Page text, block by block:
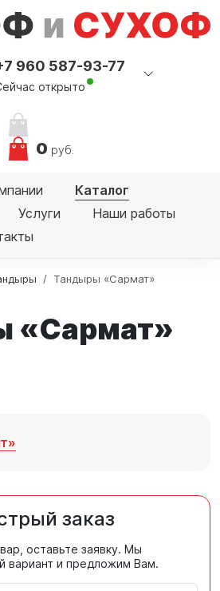
960 587-93-77
открыто
0 руб.
Каталог
Услуги
Наши работы
Тандыры «Сармат»
«Сармат»
заказ
оставьте заявку. Мы
вариант и предложим Вам.